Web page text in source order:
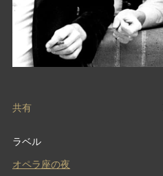
共有
ラベル
オペラ座の夜